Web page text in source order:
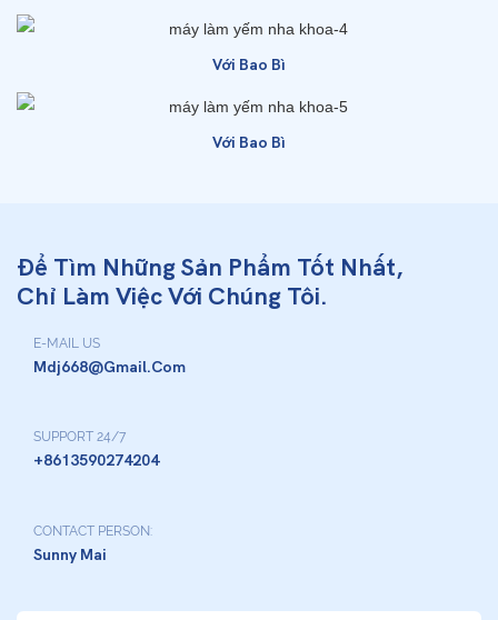
Với Bao Bì
Với Bao Bì
Để Tìm Những Sản Phẩm Tốt Nhất,
Chỉ Làm Việc Với Chúng Tôi.
E-MAIL US
Mdj668@gmail.com
SUPPORT 24/7
+8613590274204
CONTACT PERSON:
Sunny Mai